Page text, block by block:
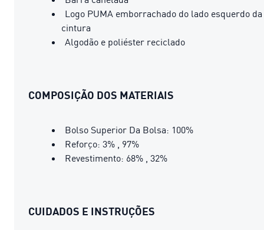
Logo PUMA emborrachado do lado esquerdo da
cintura
Algodão e poliéster reciclado
COMPOSIÇÃO DOS MATERIAIS
Bolso Superior Da Bolsa: 100%
Reforço: 3% , 97%
Revestimento: 68% , 32%
CUIDADOS E INSTRUÇÕES